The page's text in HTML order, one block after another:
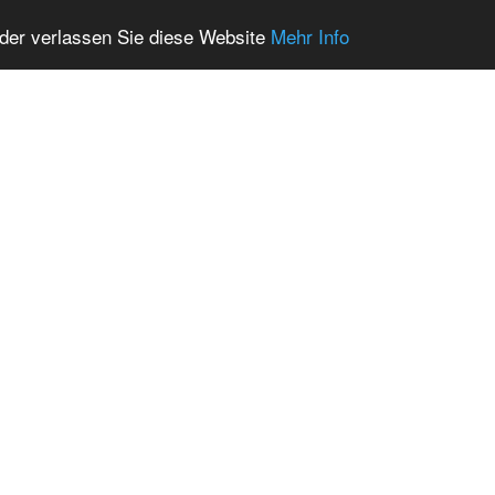
verlassen Sie diese Website Mehr Info